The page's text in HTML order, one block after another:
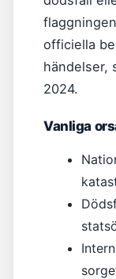
officiella
händelser,
2024.
Vanliga